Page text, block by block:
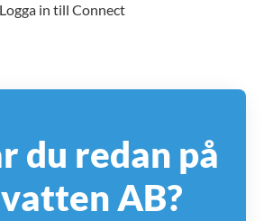
Logga in till Connect
du redan på
AB?